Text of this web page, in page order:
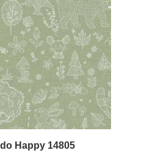
Happy 14805